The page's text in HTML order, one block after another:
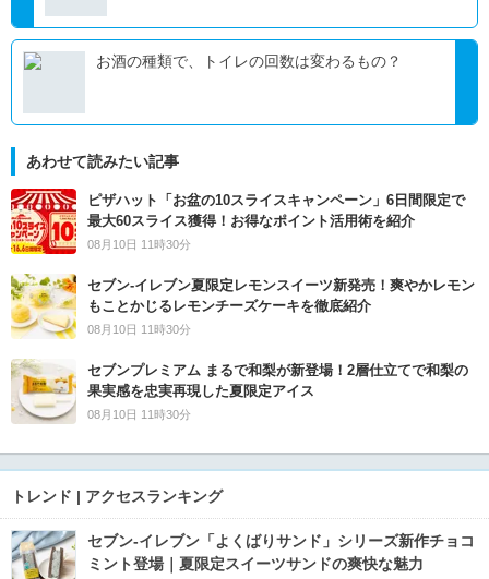
お酒の種類で、トイレの回数は変わるもの？
あわせて読みたい記事
ピザハット「お盆の10スライスキャンペーン」6日間限定で
最大60スライス獲得！お得なポイント活用術を紹介
08月10日 11時30分
セブン‐イレブン夏限定レモンスイーツ新発売！爽やかレモン
もことかじるレモンチーズケーキを徹底紹介
08月10日 11時30分
セブンプレミアム まるで和梨が新登場！2層仕立てで和梨の
果実感を忠実再現した夏限定アイス
08月10日 11時30分
トレンド | アクセスランキング
セブン‐イレブン「よくばりサンド」シリーズ新作チョコ
ミント登場｜夏限定スイーツサンドの爽快な魅力